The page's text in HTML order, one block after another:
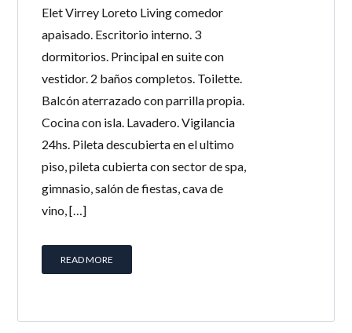
Elet Virrey Loreto Living comedor
apaisado. Escritorio interno. 3
dormitorios. Principal en suite con
vestidor. 2 baños completos. Toilette.
Balcón aterrazado con parrilla propia.
Cocina con isla. Lavadero. Vigilancia
24hs. Pileta descubierta en el ultimo
piso, pileta cubierta con sector de spa,
gimnasio, salón de fiestas, cava de
vino, […]
READ MORE